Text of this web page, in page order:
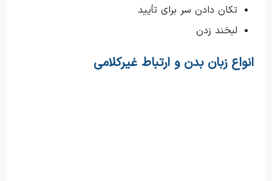
تکان دادن سر برای تأیید
لبخند زدن
انواع زبان بدن و ارتباط غیرکلامی